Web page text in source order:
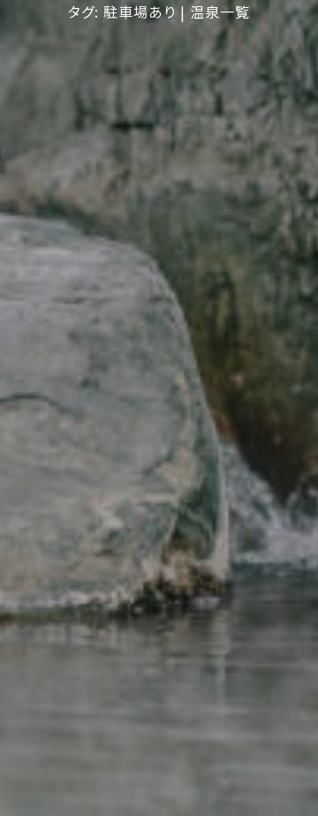
タグ: 駐車場あり | 温泉一覧